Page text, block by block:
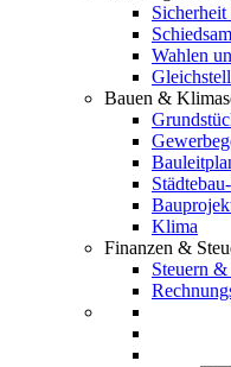
Wahlen
Bauen &
Klima
Finanzen &
Steuern